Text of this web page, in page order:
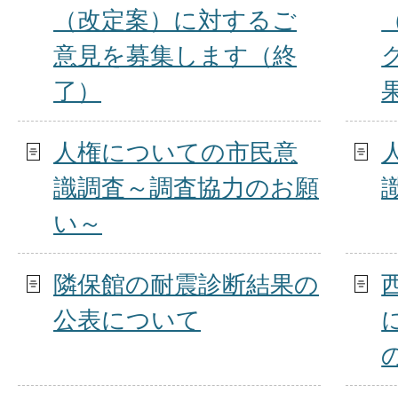
（改定案）に対するご
意見を募集します（終
了）
人権についての市民意
識調査～調査協力のお願
い～
隣保館の耐震診断結果の
公表について